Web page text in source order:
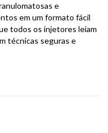
e
em um formato fácil
todos os injetores leiam
técnicas seguras e